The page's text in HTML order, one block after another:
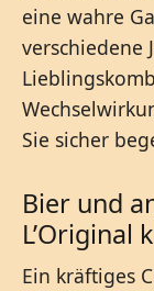
eine wahre
verschiedene
Sie sicher
Bier und
L’Original
Ein kräftiges